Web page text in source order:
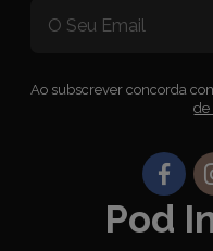
Ao subscrever concorda
de
Pod